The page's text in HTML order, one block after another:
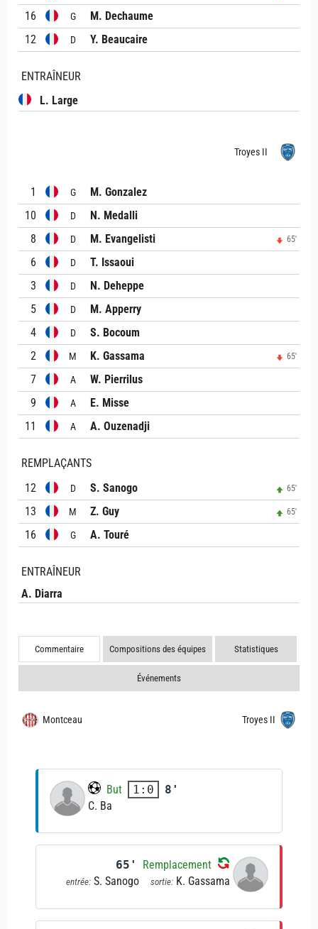
16 G
M. Dechaume
12
D Y. Beaucaire
ENTRAÎNEUR
L. Large
Troyes II
1 G
M. Gonzalez
10
D
N. Medalli
8
D M. Evangelisti 65'
6 D
T. Issaoui
3
D
N. Deheppe
5
D
M. Apperry
4
D
S. Bocoum
2
M K. Gassama 65'
7 A
W. Pierrilus
9
A
E. Misse
11
A A. Ouzenadji
REMPLAÇANTS
12
D S. Sanogo 65'
13 M Z. Guy 65'
16 G A. Touré
ENTRAÎNEUR
A. Diarra
Commentaire Compositions des équipes Statistiques
Événements
Montceau Troyes II
But 1:0
8'
C. Ba
65' Remplacement
entrée: S. Sanogo sortie: K. Gassama